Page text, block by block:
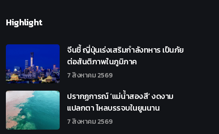
Highlight
จีนชี้ ญี่ปุ่นเร่งเสริมกำลังทหาร เป็นภัย
ต่อสันติภาพในภูมิภาค
7 สิงหาคม 2569
ปรากฏการณ์ ‘แม่น้ำสองสี’ งดงาม
แปลกตา ไหลบรรจบในยูนนาน
7 สิงหาคม 2569